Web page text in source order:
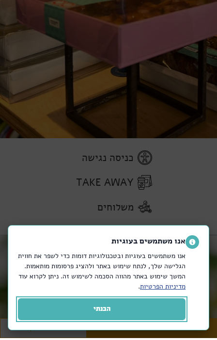
כניסה נגישה
TAKE AWAY
משלוחים
אנו משתמשים בעוגיות
אנו משתמשים בעוגיות ובטכנולוגיות דומות כדי לשפר את חווית
הגלישה שלך, לנתח שימוש באתר ולהציג פרסומות מותאמות.
המשך שימוש באתר מהווה הסכמה לשימוש זה. ניתן לקרוא עוד
מדיניות הפרטיות.
הבנתי